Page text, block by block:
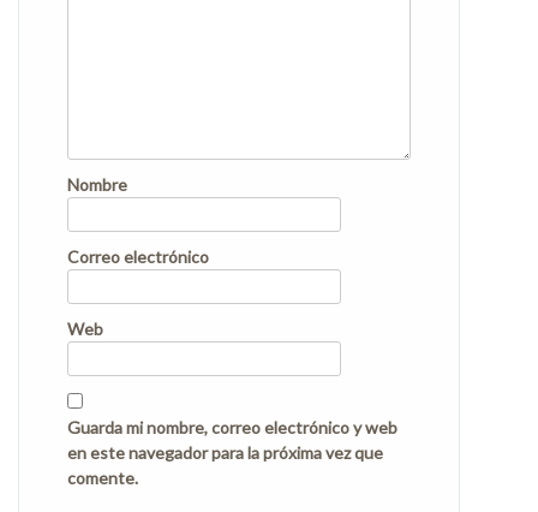
Nombre
Correo electrónico
Web
Guarda mi nombre, correo electrónico y web
en este navegador para la próxima vez que
comente.